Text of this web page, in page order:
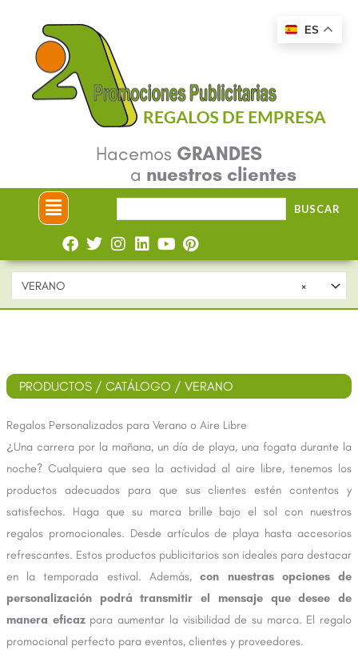
contenido
Hacemos GRANDES
a nuestros clientes
Menú BUSCAR
×
VERANO
PRODUCTOS/ CATÁLOGO / VERANO
Regalos Personalizados para Verano o Aire Libre
¿Una carrera por la mañana, un día de playa, una fogata durante la
noche? Cualquiera que sea la actividad al aire libre, tenemos los
productos adecuados para que sus clientes estén contentos y
satisfechos. Haga que su marca brille bajo el sol con nuestros
regalos promocionales. Desde artículos de playa hasta accesorios
refrescantes. Estos productos publicitarios son ideales para destacar
en la temporada estival. Además,con nuestras opciones de
personalización podrá transmitir el mensaje que desee de
manera eficazpara aumentar la visibilidad de su marca. El regalo
promocional perfecto para eventos, clientes y proveedores.
ES